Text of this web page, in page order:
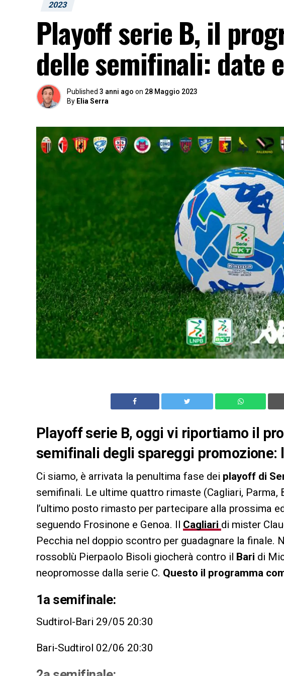
2023
Playoff serie B, il
delle semifinali: date
Published 3 anni ago on 28 Maggio 2023
By Elia Serra
Playoff serie B, oggi vi riportiamo il
semifinali degli spareggi promozione:
Ci siamo, è arrivata la penultima fase dei playoff di
semifinali. Le ultime quattro rimaste (Cagliari, Parma,
l’ultimo posto rimasto per partecipare alla prossima
seguendo Frosinone e Genoa. Il Cagliari di mister
Pecchia nel doppio scontro per guadagnare la finale.
rossoblù Pierpaolo Bisoli giocherà contro il Bari di
neopromosse dalla serie C. Questo il programma
1a semifinale:
Sudtirol-Bari 29/05 20:30
Bari-Sudtirol 02/06 20:30